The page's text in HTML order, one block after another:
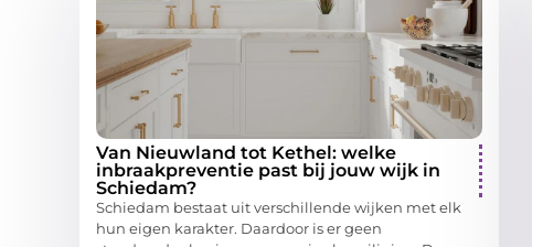
Van Nieuwland tot Kethel: welke
inbraakpreventie past bij jouw wijk in
Schiedam?
Schiedam bestaat uit verschillende wijken met elk
hun eigen karakter. Daardoor is er geen